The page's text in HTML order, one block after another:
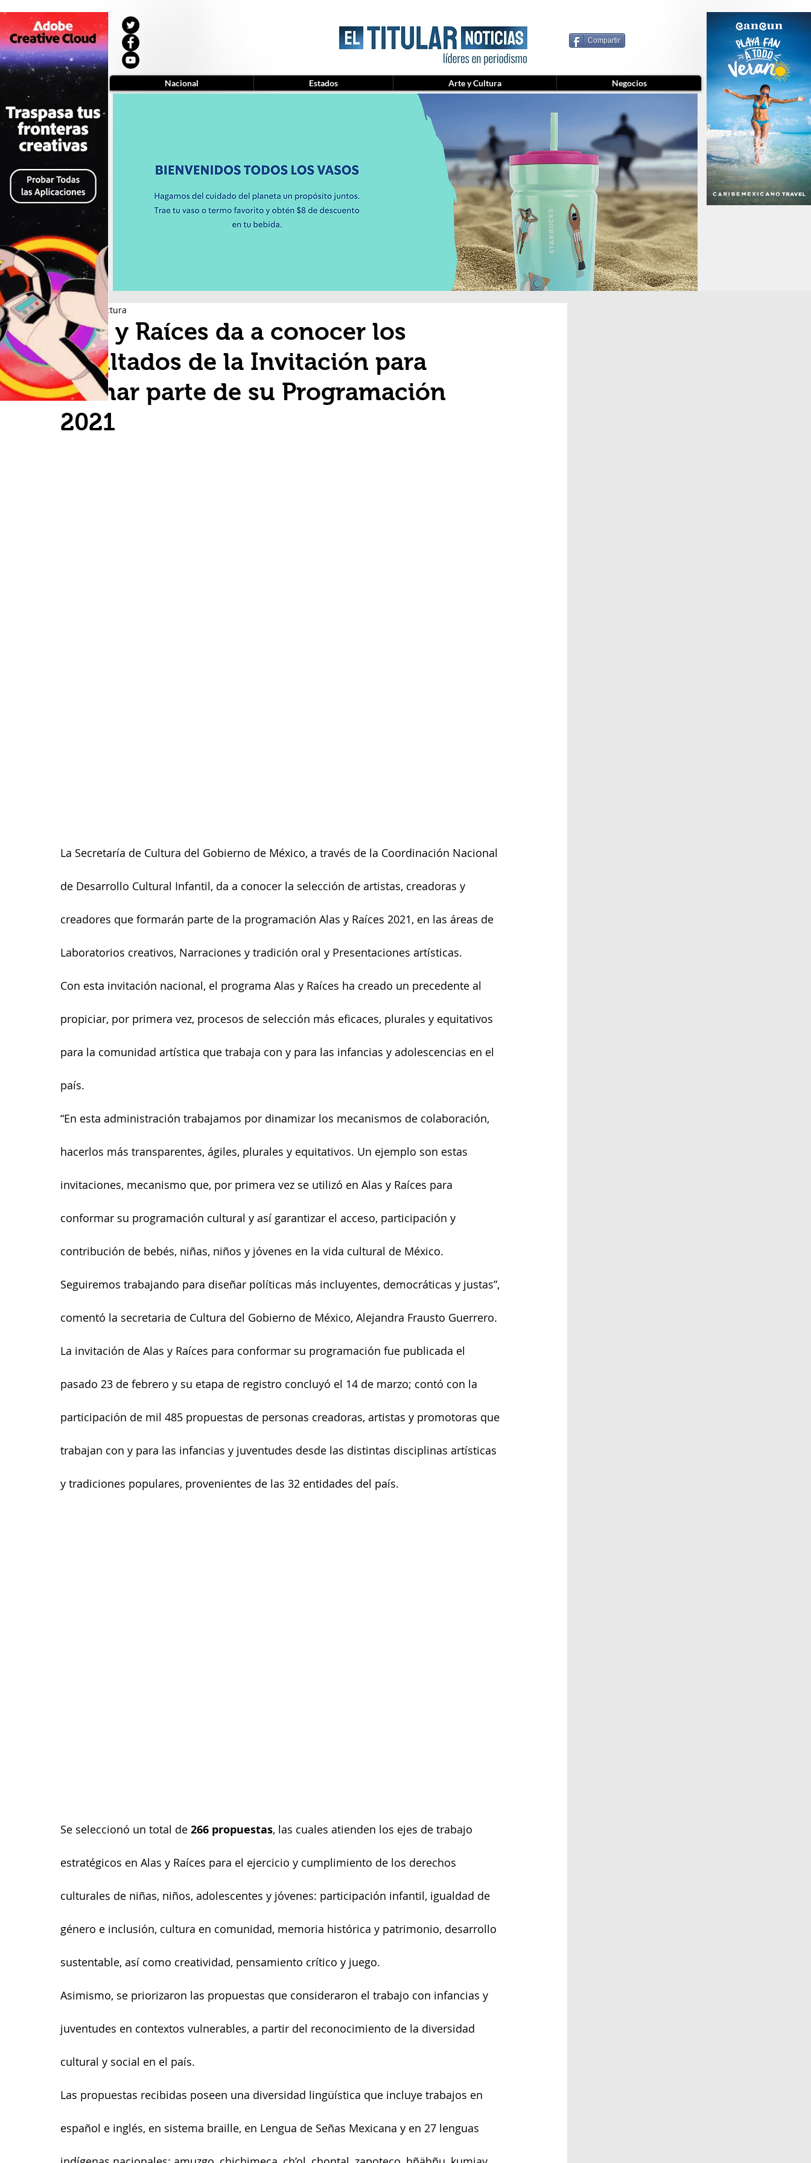
Compartir
Alas y Raíces da a conocer los
resultados de la Invitación para
formar parte de su Programación
2021
3 min de lectura
La Secretaría de Cultura del Gobierno de México, a través de la Coordinación Nacional
de Desarrollo Cultural Infantil, da a conocer la selección de artistas, creadoras y
creadores que formarán parte de la programación Alas y Raíces 2021, en las áreas de
Laboratorios creativos, Narraciones y tradición oral y Presentaciones artísticas.
Con esta invitación nacional, el programa Alas y Raíces ha creado un precedente al
propiciar, por primera vez, procesos de selección más eficaces, plurales y equitativos
para la comunidad artística que trabaja con y para las infancias y adolescencias en el
país.
“En esta administración trabajamos por dinamizar los mecanismos de colaboración,
hacerlos más transparentes, ágiles, plurales y equitativos. Un ejemplo son estas
invitaciones, mecanismo que, por primera vez se utilizó en Alas y Raíces para
conformar su programación cultural y así garantizar el acceso, participación y
contribución de bebés, niñas, niños y jóvenes en la vida cultural de México.
Seguiremos trabajando para diseñar políticas más incluyentes, democráticas y justas”,
comentó la secretaria de Cultura del Gobierno de México, Alejandra Frausto Guerrero.
La invitación de Alas y Raíces para conformar su programación fue publicada el
pasado 23 de febrero y su etapa de registro concluyó el 14 de marzo; contó con la
participación de mil 485 propuestas de personas creadoras, artistas y promotoras que
trabajan con y para las infancias y juventudes desde las distintas disciplinas artísticas
y tradiciones populares, provenientes de las 32 entidades del país.
Se seleccionó un total de 266 propuestas, las cuales atienden los ejes de trabajo
estratégicos en Alas y Raíces para el ejercicio y cumplimiento de los derechos
culturales de niñas, niños, adolescentes y jóvenes: participación infantil, igualdad de
género e inclusión, cultura en comunidad, memoria histórica y patrimonio, desarrollo
sustentable, así como creatividad, pensamiento crítico y juego.
Asimismo, se priorizaron las propuestas que consideraron el trabajo con infancias y
juventudes en contextos vulnerables, a partir del reconocimiento de la diversidad
cultural y social en el país.
Las propuestas recibidas poseen una diversidad lingüística que incluye trabajos en
español e inglés, en sistema braille, en Lengua de Señas Mexicana y en 27 lenguas
Nacional Estados Arte y Cultura Negocios